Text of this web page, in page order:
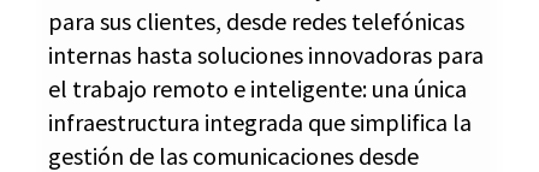
para sus clientes, desde redes telefónicas
internas hasta soluciones innovadoras para
el trabajo remoto e inteligente: una única
infraestructura integrada que simplifica la
gestión de las comunicaciones desde